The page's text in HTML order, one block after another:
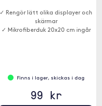
✓ Rengör lätt olika displayer och
skärmar
✓ Mikrofiberduk 20x20 cm ingår
Finns i lager, skickas i dag
99 kr